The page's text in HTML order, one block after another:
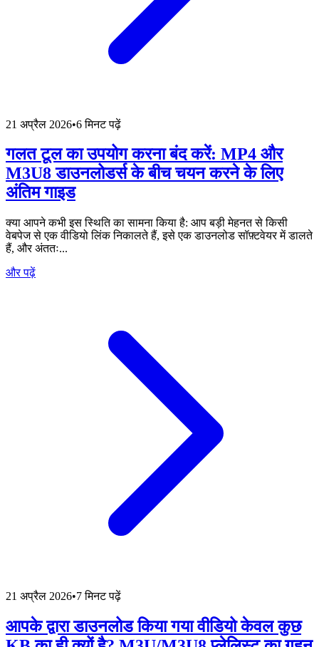
21 अप्रैल 2026•6 मिनट पढ़ें
गलत टूल का उपयोग करना बंद करें: MP4 और
M3U8 डाउनलोडर्स के बीच चयन करने के लिए
अंतिम गाइड
क्या आपने कभी इस स्थिति का सामना किया है: आप बड़ी मेहनत से किसी
वेबपेज से एक वीडियो लिंक निकालते हैं, इसे एक डाउनलोड सॉफ़्टवेयर में डालते
हैं, और अंततः...
और पढ़ें
21 अप्रैल 2026•7 मिनट पढ़ें
आपके द्वारा डाउनलोड किया गया वीडियो केवल कुछ